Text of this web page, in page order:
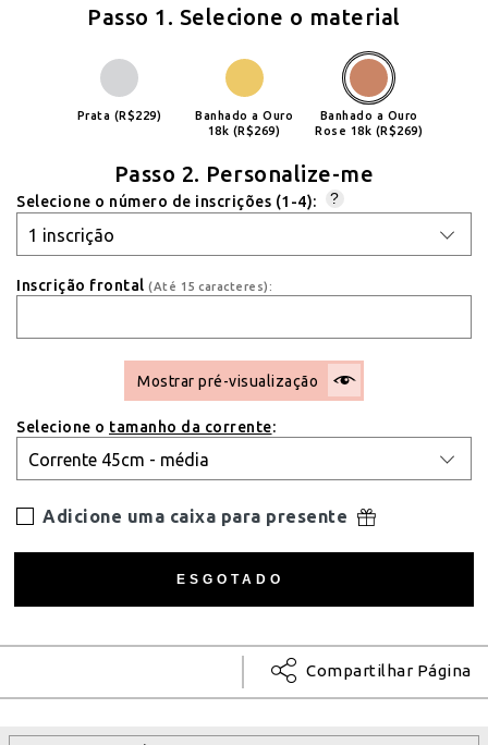
Passo 1. Selecione o material
Prata (R$229)
Banhado a Ouro
18k (R$269)
Banhado a Ouro
Rose 18k (R$269)
Passo 2. Personalize-me
Selecione o número de inscrições (1-4): ?
Inscrição frontal (Até 15 caracteres):
Mostrar pré-visualização
Selecione o tamanho da corrente:
Adicione uma caixa para presente
Compartilhar Página